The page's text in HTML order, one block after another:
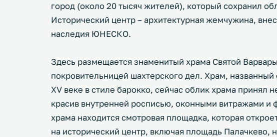
город (около 20 тысяч жителей), который сохранил
Исторический центр – архитектурная жемчужина,
наследия ЮНЕСКО.
Здесь размещается знаменитый храма Святой
покровительницей шахтерского дел. Храм,
XV веке в стиле барокко, сейчас облик храма принял
красив внутренней росписью, оконными витражами и
храма находится смотровая площадка, которая
на исторический центр, включая площадь Палачкево,